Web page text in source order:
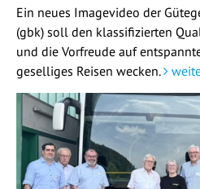
Ein neues Imagevideo der
(gbk) soll den klassifizierten
und die Vorfreude auf
geselliges Reisen wecken.